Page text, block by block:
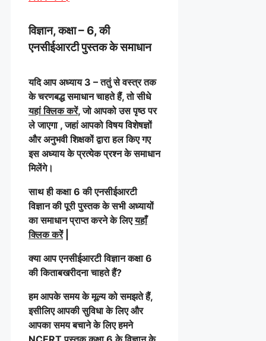
विज्ञान, कक्षा – 6, की
एनसीईआरटी पुस्तक के समाधान
यदि आप अध्याय 3 – ततुं से वस्त्र तक
के चरणबद्ध समाधान चाहते हैं, तो सीधे
यहां क्लिक करें, जो आपको उस पृष्ठ पर
ले जाएगा , जहां आपको विषय विशेषज्ञों
और अनुभवी शिक्षकों द्वारा हल किए गए
इस अध्याय के प्रत्येक प्रश्न के समाधान
मिलेंगे।
साथ ही कक्षा 6 की एनसीईआरटी
विज्ञान की पूरी पुस्तक के सभी अध्यायों
का समाधान प्राप्त करने के लिएयहाँ
क्लिक करेें|
क्या आप एनसीईआरटी विज्ञान कक्षा 6
की किताबखरीदना चाहते हैं?
हम आपके समय के मूल्य को समझते हैं,
इसीलिए आपकी सुविधा के लिए और
आपका समय बचाने के लिए हमने